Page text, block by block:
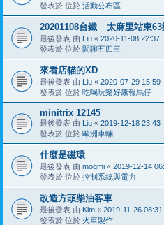
發表於 位於 活動公布區
20201108台鐵__太麻里站東
最後發表 由 Liu « 2020-11-08 22:37
發表於 位於 閒聊五四三
來看店貓的XD
最後發表 由 Liu « 2020-07-29 15:59
發表於 位於 吃喝玩樂好康報馬仔
minitrix 12145
最後發表 由 Liu « 2019-12-18 23:43
發表於 位於 歐洲車輛
什麼是磁環
最後發表 由 mogmi « 2019-12-14
發表於 位於 控制系統與電力
改造方頭柴油客車
最後發表 由 Kim « 2019-11-26 08:31
發表於 位於 火車製作